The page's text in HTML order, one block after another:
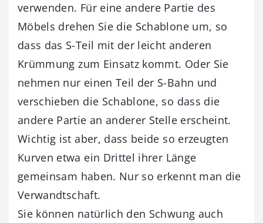
verwenden. Für eine andere Partie des
Möbels drehen Sie die Schablone um, so
dass das S-Teil mit der leicht anderen
Krümmung zum Einsatz kommt. Oder Sie
nehmen nur einen Teil der S-Bahn und
verschieben die Schablone, so dass die
andere Partie an anderer Stelle erscheint.
Wichtig ist aber, dass beide so erzeugten
Kurven etwa ein Drittel ihrer Länge
gemeinsam haben. Nur so erkennt man die
Verwandtschaft.
Sie können natürlich den Schwung auch